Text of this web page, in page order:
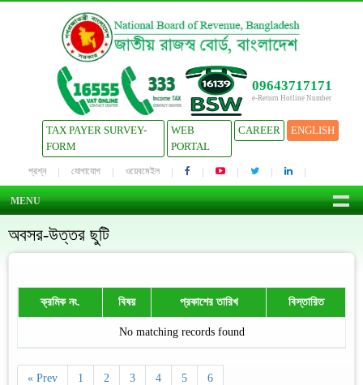
09643717171
e-Return Hotline Number
TAX PAYER SURVEY-
FORM
WEB
PORTAL
CAREER ENGLISH
প্রশ্ন যোগাযোগ ওয়েবমেইল
MENU
অবসর-উত্তর ছুটি
ক্রমিক নং. বিষয় প্রকাশের তারিখ বিস্তারিত
No matching records found
« Prev 1 2 3 4 5
6